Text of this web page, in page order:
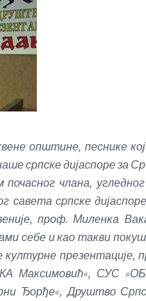
општине, песнике
српске дијаспоре за
члана,
савета српске
проф. Миленка
себе и као такви
презентације,
Максимовић«, СУС
Ђорђе«, Друштво